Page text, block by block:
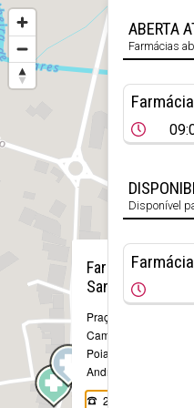
Farmácia
Santo André
Praça Luis de
Camões
Poiares (Santo
André)
239 421 155
×
ABERTA
Farmácias
Disponível